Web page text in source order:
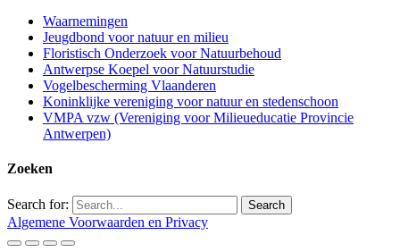
Waarnemingen
Jeugdbond voor natuur en milieu
Floristisch Onderzoek voor Natuurbehoud
Antwerpse Koepel voor Natuurstudie
Vogelbescherming Vlaanderen
Koninklijke vereniging voor natuur en stedenschoon
VMPA vzw (Vereniging voor Milieueducatie Provincie
Antwerpen)
Zoeken
Search for:
Algemene Voorwaarden en Privacy